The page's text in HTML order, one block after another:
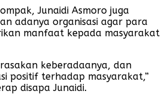
Junaidi Asmoro juga
adanya organisasi agar para
manfaat kepada masyarakat
keberadaanya, dan
positif terhadap masyarakat,”
disapa Junaidi.